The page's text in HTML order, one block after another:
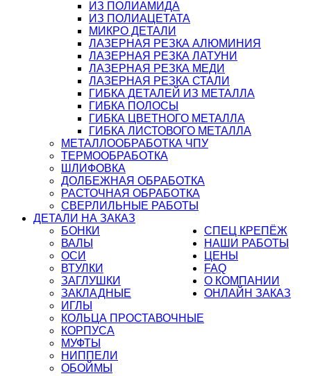
ИЗ ПОЛИАМИДА
ИЗ ПОЛИАЦЕТАТА
МИКРО ДЕТАЛИ
ЛАЗЕРНАЯ РЕЗКА АЛЮМИНИЯ
ЛАЗЕРНАЯ РЕЗКА ЛАТУНИ
ЛАЗЕРНАЯ РЕЗКА МЕДИ
ЛАЗЕРНАЯ РЕЗКА СТАЛИ
ГИБКА ДЕТАЛЕЙ ИЗ МЕТАЛЛА
ГИБКА ПОЛОСЫ
ГИБКА ЦВЕТНОГО МЕТАЛЛА
ГИБКА ЛИСТОВОГО МЕТАЛЛА
МЕТАЛЛООБРАБОТКА ЧПУ
ТЕРМООБРАБОТКА
ШЛИФОВКА
ДОЛБЕЖНАЯ ОБРАБОТКА
РАСТОЧНАЯ ОБРАБОТКА
СВЕРЛИЛЬНЫЕ РАБОТЫ
ДЕТАЛИ НА ЗАКАЗ
БОНКИ
ВАЛЫ
ОСИ
ВТУЛКИ
ЗАГЛУШКИ
ЗАКЛАДНЫЕ
ИГЛЫ
КОЛЬЦА ПРОСТАВОЧНЫЕ
КОРПУСА
МУФТЫ
НИППЕЛИ
ОБОЙМЫ
СПЕЦ КРЕПЁЖ
НАШИ РАБОТЫ
ЦЕНЫ
FAQ
О КОМПАНИИ
ОНЛАЙН ЗАКАЗ